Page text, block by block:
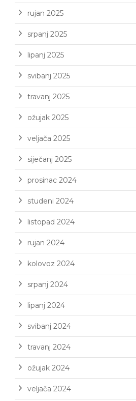
rujan 2025
srpanj 2025
lipanj 2025
svibanj 2025
travanj 2025
ožujak 2025
veljača 2025
siječanj 2025
prosinac 2024
studeni 2024
listopad 2024
rujan 2024
kolovoz 2024
srpanj 2024
lipanj 2024
svibanj 2024
travanj 2024
ožujak 2024
veljača 2024